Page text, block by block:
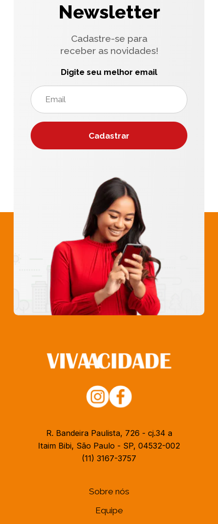
Newsletter
Cadastre-se para
receber as novidades!
Digite seu melhor email
R. Bandeira Paulista, 726 - cj.34 a
Itaim Bibi, São Paulo - SP, 04532-002
(11) 3167-3757
Sobre nós
Equipe